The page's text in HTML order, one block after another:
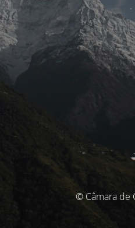
© Câmara de